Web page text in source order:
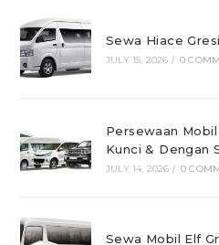
Sewa Hiace
JULY 15, 2026 / 0
Persewaan
Kunci & Dengan
JULY 14, 2026 / 0
Sewa Mobil Elf